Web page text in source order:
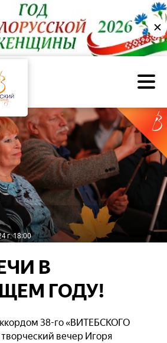
✕
г. 18:00
В
ГОДУ!
38-го «ВИТЕБСКОГО
вечер Игоря